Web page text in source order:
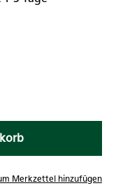
Wert
Merkzettel hinzufügen